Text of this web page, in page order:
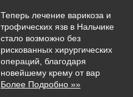
Теперь лечение варикоза и
трофических язв в Нальчике
стало возможно без
рискованных хирургических
операций, благодаря
новейшему крему от вар
Более Подробно »»